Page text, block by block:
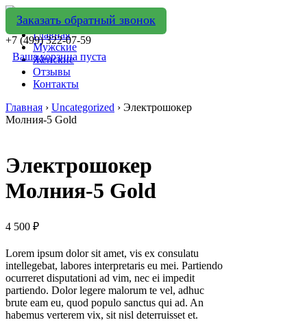
Заказать обратный звонок
+7 (499) 322-07-59
Ваша корзина пуста
Главная
Мужские
Женские
Отзывы
Контакты
Главная › Uncategorized › Электрошокер
Молния-5 Gold
Электрошокер
Молния-5 Gold
4 500 ₽
Lorem ipsum dolor sit amet, vis ex consulatu
intellegebat, labores interpretaris eu mei. Partiendo
ocurreret disputationi ad vim, nec ei impedit
partiendo. Dolor legere malorum te vel, adhuc
brute eam eu, quod populo sanctus qui ad. An
habemus verterem vix, sit nisl deterruisset et.